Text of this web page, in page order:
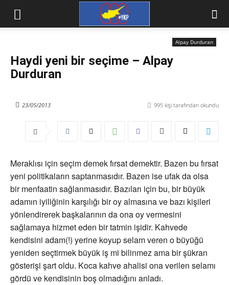
Alpay Durduran
Haydi yeni bir seçime – Alpay
Durduran
995 kişi tarafından okundu
23/05/2013
Meraklısı için seçim demek fırsat demektir. Bazen bu fırsat
yeni politikaların saptanmasıdır. Bazen ise ufak da olsa
bir menfaatin sağlanmasıdır. Bazıları için bu, bir büyük
adamın iyiliğinin karşılığı bir oy almasına ve bazı kişileri
yönlendirerek başkalarının da ona oy vermesini
sağlamaya hizmet eden bir tatmin işidir. Kahvede
kendisini adam(!) yerine koyup selam veren o büyüğü
yeniden seçtirmek büyük iş mi bilinmez ama bir şükran
gösterişi şart oldu. Koca kahve ahalisi ona verilen selamı
gördü ve kendisinin boş olmadığını anladı.